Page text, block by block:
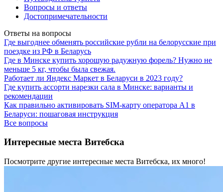
Вопросы и ответы
Достопримечательности
Ответы на вопросы
Где выгоднее обменять российские рубли на белорусские при
поездке из РФ в Беларусь
Где в Минске купить хорошую радужную форель? Нужно не
меньше 5 кг, чтобы была свежая.
Работает ли Яндекс Маркет в Беларуси в 2023 году?
Где купить ассорти нарезки сала в Минске: варианты и
рекомендации
Как правильно активировать SIM-карту оператора А1 в
Беларуси: пошаговая инструкция
Все вопросы
Интересные места Витебска
Посмотрите другие интересные места Витебска, их много!